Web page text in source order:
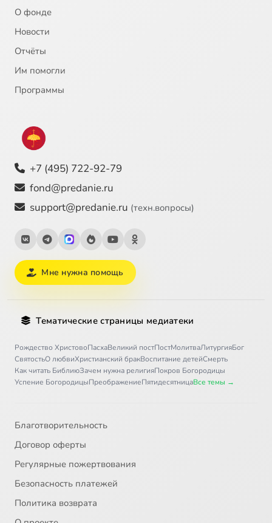
О фонде
Новости
Отчёты
Им помогли
Программы
+7 (495) 722-92-79
fond@predanie.ru
support@predanie.ru (техн.вопросы)
Мне нужна помощь
Тематические страницы медиатеки
Рождество ХристовоПасхаВеликий постПостМолитваЛитургияБог
СвятостьО любвиХристианский бракВоспитание детейСмерть
Как читать БиблиюЗачем нужна религияПокров Богородицы
Успение БогородицыПреображениеПятидесятницаВсе темы →
Благотворительность
Договор оферты
Регулярные пожертвования
Безопасность платежей
Политика возврата